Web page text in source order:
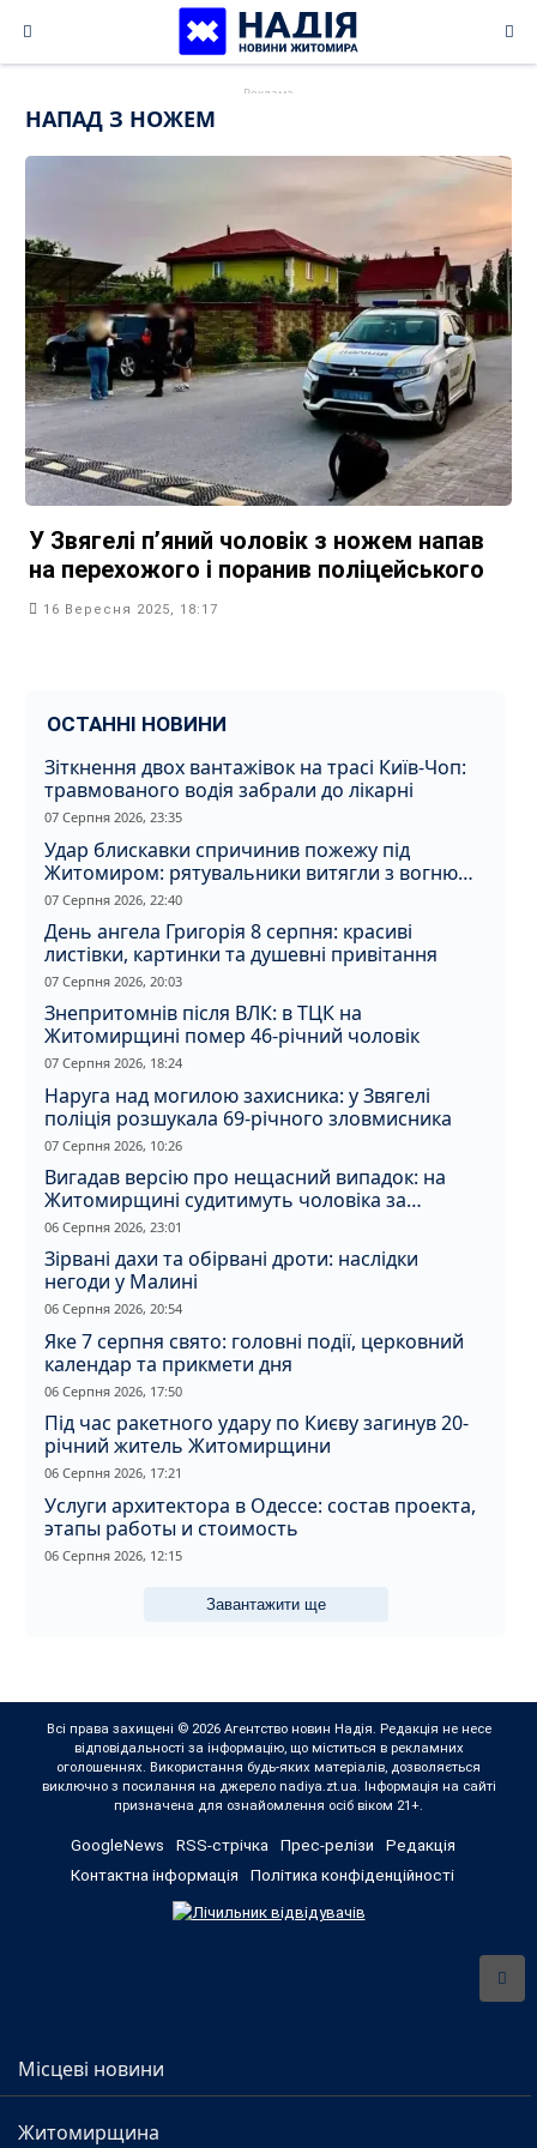
content
НАПАД З НОЖЕМ
У Звягелі п’яний чоловік з ножем напав
на перехожого і поранив поліцейського
16 Вересня 2025, 18:17
ОСТАННІ НОВИНИ
Зіткнення двох вантажівок на трасі Київ-Чоп:
травмованого водія забрали до лікарні
07 Серпня 2026, 23:35
Удар блискавки спричинив пожежу під
Житомиром: рятувальники витягли з вогню
кота
07 Серпня 2026, 22:40
День ангела Григорія 8 серпня: красиві
листівки, картинки та душевні привітання
07 Серпня 2026, 20:03
Знепритомнів після ВЛК: в ТЦК на
Житомирщині помер 46-річний чоловік
07 Серпня 2026, 18:24
Наруга над могилою захисника: у Звягелі
поліція розшукала 69-річного зловмисника
07 Серпня 2026, 10:26
Вигадав версію про нещасний випадок: на
Житомирщині судитимуть чоловіка за
вбивство співмешканки
06 Серпня 2026, 23:01
Зірвані дахи та обірвані дроти: наслідки
негоди у Малині
06 Серпня 2026, 20:54
Яке 7 серпня свято: головні події, церковний
календар та прикмети дня
06 Серпня 2026, 17:50
Під час ракетного удару по Києву загинув 20-
річний житель Житомирщини
06 Серпня 2026, 17:21
Услуги архитектора в Одессе: состав проекта,
этапы работы и стоимость
06 Серпня 2026, 12:15
Завантажити ще
Всі права захищені © 2026 Агентство новин Надія. Редакція не несе
відповідальності за інформацію, що міститься в рекламних
оголошеннях. Використання будь-яких матеріалів, дозволяється
виключно з посилання на джерело nadiya.zt.ua. Інформація на сайті
призначена для ознайомлення осіб віком 21+.
GoogleNews RSS-стрічка Прес-релізи
Редакція
Контактна інформація
Політика конфіденційності
Місцеві новини
Житомирщина